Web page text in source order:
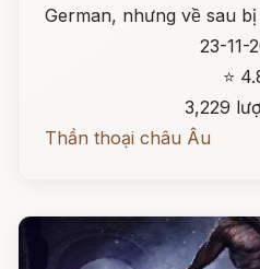
German, nhưng về sau
23-11-
⭐
3,229
Thần thoại châu Âu